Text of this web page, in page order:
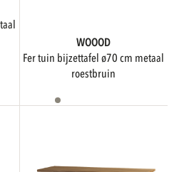
WOOOD
fer tuin bijzettafel ø70 cm metaal
roestbruin